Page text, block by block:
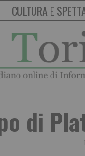
CULTURA E
di